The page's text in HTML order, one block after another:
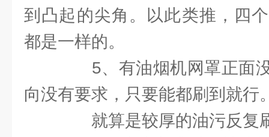
到凸起的尖角。以此类推，四
都是一样的。
5、有油烟机网罩正面没
向没有要求，只要能都刷到就行
就算是较厚的油污反复